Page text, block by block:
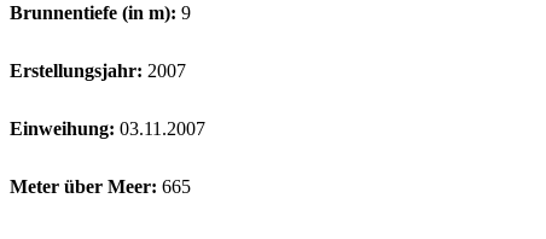
Brunnentiefe (in m): 9
Erstellungsjahr: 2007
Einweihung: 03.11.2007
Meter über Meer: 665